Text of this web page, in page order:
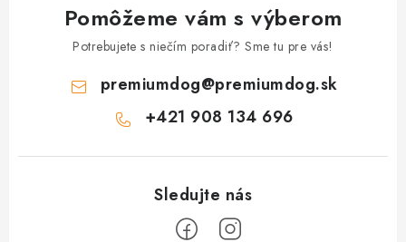
Pomôžeme vám s výberom
Potrebujete s niečím poradiť? Sme tu pre vás!
premiumdog@premiumdog.sk
+421 908 134 696